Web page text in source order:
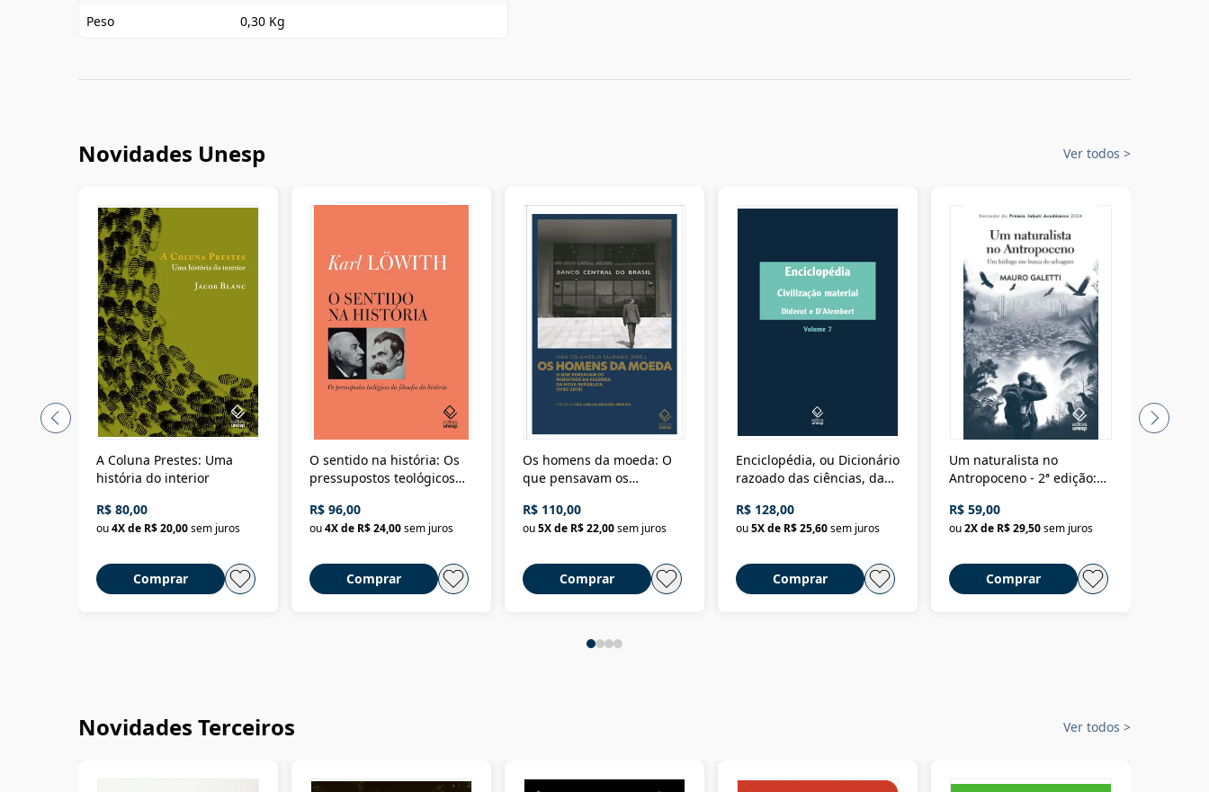
Peso
0,30 Kg
Novidades Unesp Ver todos >
A Coluna Prestes: Uma
história do interior
R$ 80,00
ou4X de R$ 20,00sem juros
Comprar
O sentido na história: Os
pressupostos teológicos
R$ 96,00
ou4X de R$ 24,00sem juros
Comprar
Os homens da moeda: O
que pensavam os
Nova República (1985-
2018)
R$ 110,00
ou5X de R$ 22,00sem juros
Comprar
Enciclopédia, ou Dicionário
razoado das ciências, das
Civilização material
R$ 128,00
ou5X de R$ 25,60sem juros
Comprar
Um naturalista no
Antropoceno - 2ª edição:
selvagem
R$ 59,00
ou2X de R$ 29,50sem juros
Comprar
Novidades Terceiros Ver todos >